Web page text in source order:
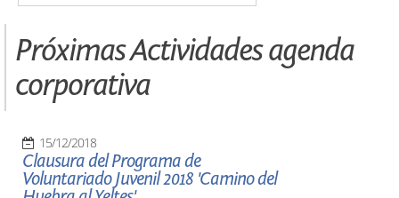
Próximas Actividades agenda
corporativa
15/12/2018
Clausura del Programa de
Voluntariado Juvenil 2018 'Camino del